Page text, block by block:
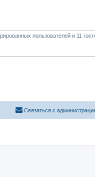
пользователей и 11
Связаться с